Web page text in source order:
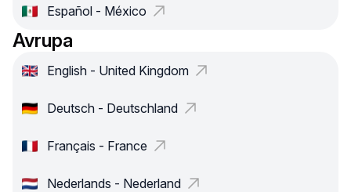
Español - México
Avrupa
English - United Kingdom
Deutsch - Deutschland
Français - France
Nederlands - Nederland